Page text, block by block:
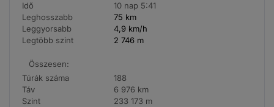
Idő
10 nap 5:41
Leghosszabb
75 km
Leggyorsabb
4,9 km/h
Legtöbb szint
2 746 m
Összesen:
Túrák száma
188
Táv
6 976 km
Szint
233 173 m